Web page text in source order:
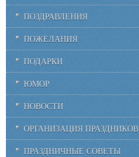
ПОЗДРАВЛЕНИЯ
ПОЖЕЛАНИЯ
ПОДАРКИ
ЮМОР
НОВОСТИ
ОРГАНИЗАЦИЯ ПРАЗДНИКОВ
ПРАЗДНИЧНЫЕ СОВЕТЫ